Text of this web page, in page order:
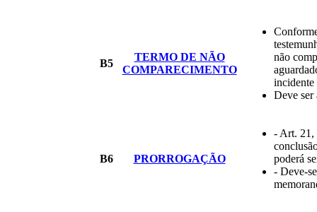
B5
TERMO DE NÃO
COMPARECIMENTO
não
incidente
Deve ser
B6 PRORROGAÇÃO
- Art. 21,
poderá
- Deve-